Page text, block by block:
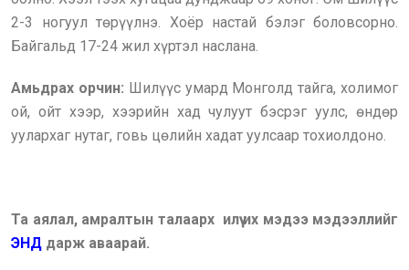
2-3 ногуул төрүүлнэ. Хоёр настай бэлэг боловсорно.
Байгальд 17-24 жил хүртэл наслана.
Амьдрах орчин: Шилүүс умард Монголд тайга, холимог
ой, ойт хээр, хээрийн хад чулуут бэсрэг уулс, өндөр
уулархаг нутаг, говь цөлийн хадат уулсаар тохиолдоно.
Та аялал, амралтын талаарх илүү их мэдээ мэдээллийг
ЭНД дарж аваарай.